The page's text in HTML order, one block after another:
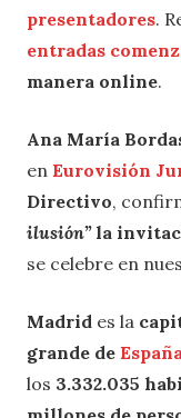
presentadores.
entradas
manera online.
Ana María
en Eurovisión
Directivo,
ilusión”la
se celebre en
Madrid es la
grande de España
los 3.332.035